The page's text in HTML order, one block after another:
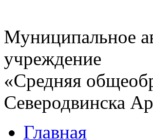
Муниципальное
учреждение
«Средняя
Северодвинска
Главная